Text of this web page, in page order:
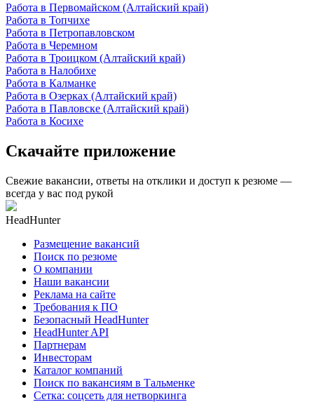
Работа в Первомайском (Алтайский край)
Работа в Топчихе
Работа в Петропавловском
Работа в Черемном
Работа в Троицком (Алтайский край)
Работа в Налобихе
Работа в Калманке
Работа в Озерках (Алтайский край)
Работа в Павловске (Алтайский край)
Работа в Косихе
Скачайте приложение
Свежие вакансии, ответы на отклики и доступ к резюме —
всегда у вас под рукой
HeadHunter
Размещение вакансий
Поиск по резюме
О компании
Наши вакансии
Реклама на сайте
Требования к ПО
Безопасный HeadHunter
HeadHunter API
Партнерам
Инвесторам
Каталог компаний
Поиск по вакансиям в Тальменке
Сетка: соцсеть для нетворкинга